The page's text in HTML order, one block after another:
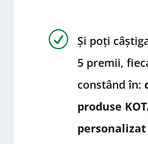
R
Și poți
5 premii,
constând în:
produse
personalizat